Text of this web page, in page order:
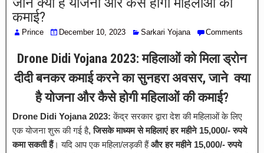
कमाई?
Prince December 10, 2023 Sarkari Yojana Comments
Drone Didi Yojana 2023: महिलाओं को मिला ड्रोन
दीदी बनकर कमाई करने का सुनहरा अवसर, जाने क्या
है योजना और कैसे होगी महिलाओं की कमाई?
Drone Didi Yojana 2023: केंद्र सरकार द्वारा देश की महिलाओं के लिए
एक योजना शुरू की गई है, जिसके माध्यम से महिलाएं हर महीने 15,000/- रुपये
कमा सकती हैं। यदि आप एक महिला/लड़की हैंऔर हर महीने 15,000/- रुपये